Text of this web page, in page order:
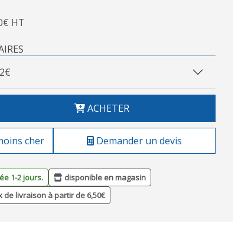
HT
ACHETER
cher Demander un devis
1-2 jours.
disponible en magasin
de livraison à partir de 6,50€